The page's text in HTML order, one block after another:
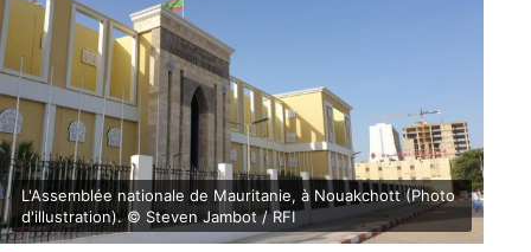
L'Assemblée nationale de Mauritanie, à Nouakchott (Photo
d'illustration). © Steven Jambot / RFI